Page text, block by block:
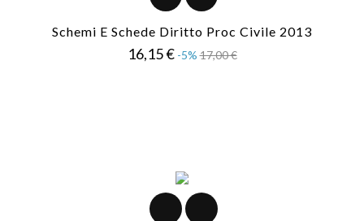
Schemi E Schede Diritto Proc Civile 2013
16,15 € Prezzo
-5% 17,00 €Prezzo